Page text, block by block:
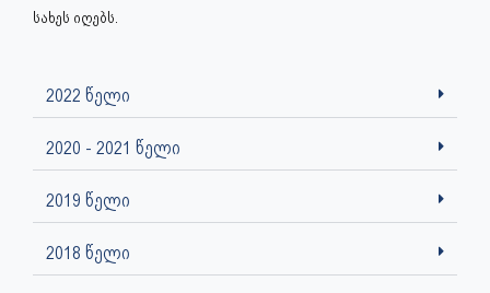
სახეს იღებს.
2022 წელი
2020 - 2021 წელი
2019 წელი
2018 წელი